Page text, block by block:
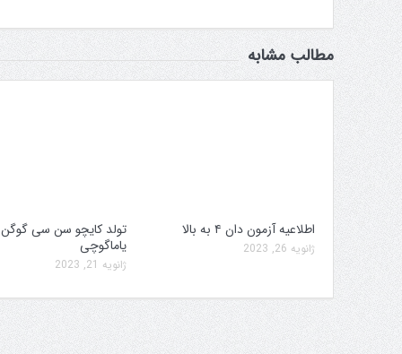
مطالب مشابه
اطلاعیه آزمون دان ۴ به بالا
ژانویه 26, 2023
تولد کایچو سن سی گوگن
یاماگوچی
ژانویه 21, 2023